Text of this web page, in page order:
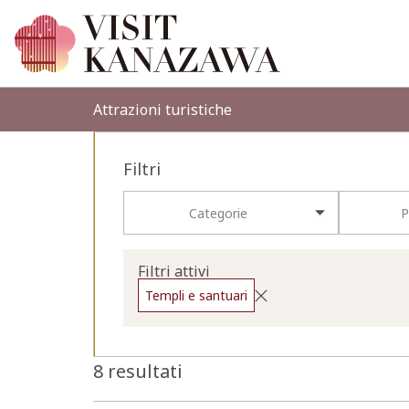
Attrazioni turistiche
Filtri
Categorie
Filtri attivi
Templi e santuari
8 resultati